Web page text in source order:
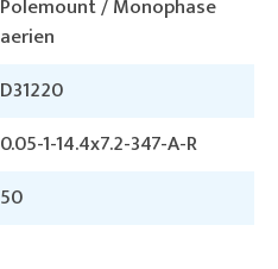
Polemount / Monophase
aerien
D31220
0.05-1-14.4x7.2-347-A-R
50